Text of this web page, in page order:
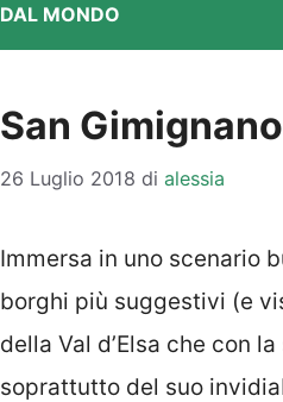
DAL MONDO
San
26 Luglio 2018 di alessia
Immersa in uno scenario
borghi più suggestivi (e
della Val d’Elsa che con
soprattutto del suo